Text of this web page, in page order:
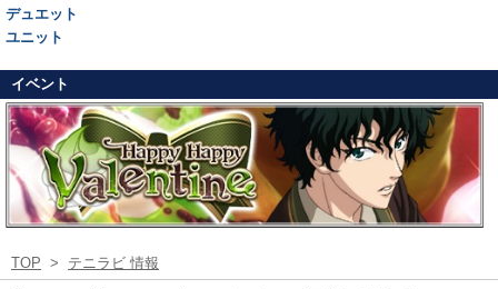
デュエット
ユニット
イベント
TOP > テニラビ 情報